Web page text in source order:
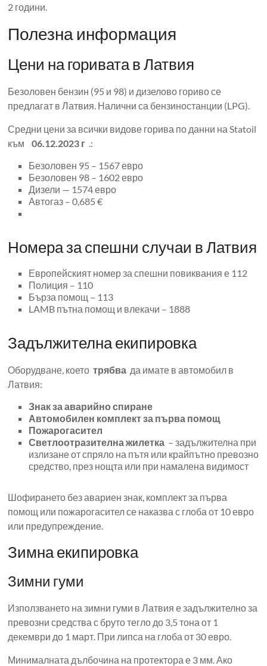
2 години.
Полезна информация
Цени на горивата в Латвия
Безоловен бензин (95 и 98) и дизелово гориво се
предлагат в Латвия. Налични са бензиностанции (LPG).
Средни цени за всички видове горива по данни на Statoil
към06.12.2023 г .:
Безоловен 95 – 1567 евро
Безоловен 98 – 1602 евро
Дизели — 1574 евро
Автогаз – 0,685 €
Номера за спешни случаи в Латвия
Европейският номер за спешни повиквания е 112
Полиция – 110
Бърза помощ – 113
LAMB пътна помощ и влекачи – 1888
Задължителна екипировка
Оборудване, коетотрябва да имате в автомобил в
Латвия:
Знак за аварийно спиране
Автомобилен комплект за първа помощ
Пожарогасител
Светлоотразителна жилетка – задължителна при
излизане от спряло на пътя или крайпътно превозно
средство, през нощта или при намалена видимост
Шофирането без авариен знак, комплект за първа
помощ или пожарогасител се наказва с глоба от 10 евро
или предупреждение.
Зимна екипировка
Зимни гуми
Използването на зимни гуми в Латвия е задължително за
превозни средства с бруто тегло до 3,5 тона от 1
декември до 1 март. При липса на глоба от 30 евро.
Минималната дълбочина на протектора е 3 мм. Ако